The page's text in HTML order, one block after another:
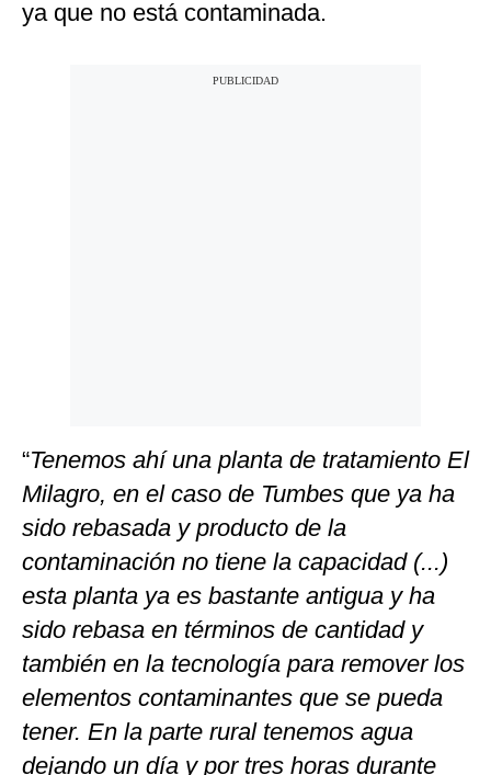
ya que no está contaminada.
“Tenemos ahí una planta de tratamiento El
Milagro, en el caso de Tumbes que ya ha
sido rebasada y producto de la
contaminación no tiene la capacidad (...)
esta planta ya es bastante antigua y ha
sido rebasa en términos de cantidad y
también en la tecnología para remover los
elementos contaminantes que se pueda
tener. En la parte rural tenemos agua
dejando un día y por tres horas durante